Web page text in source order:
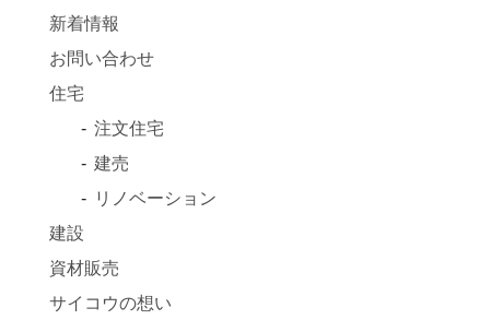
新着情報
お問い合わせ
住宅
注文住宅
建売
リノベーション
建設
資材販売
サイコウの想い